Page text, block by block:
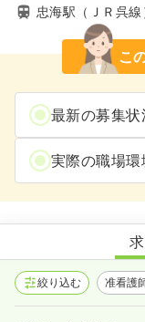
忠海駅（ＪＲ呉線
こ
最新の募集
実際の職場
絞り込む 准看護